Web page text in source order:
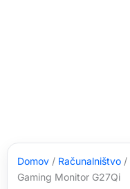
Domov / Računalništvo /
Gaming Monitor G27Qi